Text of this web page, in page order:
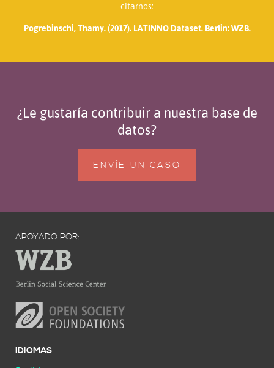
citarnos:
Pogrebinschi, Thamy. (2017). LATINNO Dataset. Berlin: WZB.
¿Le gustaría contribuir a nuestra base de
datos?
ENVÍE UN CASO
APOYADO POR:
IDIOMAS